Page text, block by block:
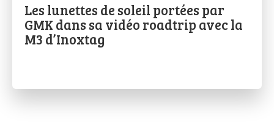
Les lunettes de soleil portées par
GMK dans sa vidéo roadtrip avec la
M3 d’Inoxtag